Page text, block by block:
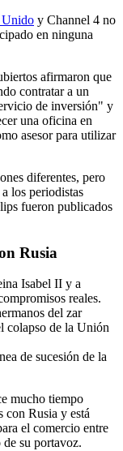
Unido y Channel 4 no
en ninguna
afirmaron que
contratar a un
de inversión" y
una oficina en
asesor para utilizar
diferentes, pero
los periodistas
fueron publicados
Rusia
Isabel II y a
reales.
del zar
colapso de la Unión
mucho tiempo
con Rusia y está
el comercio entre
su portavoz.